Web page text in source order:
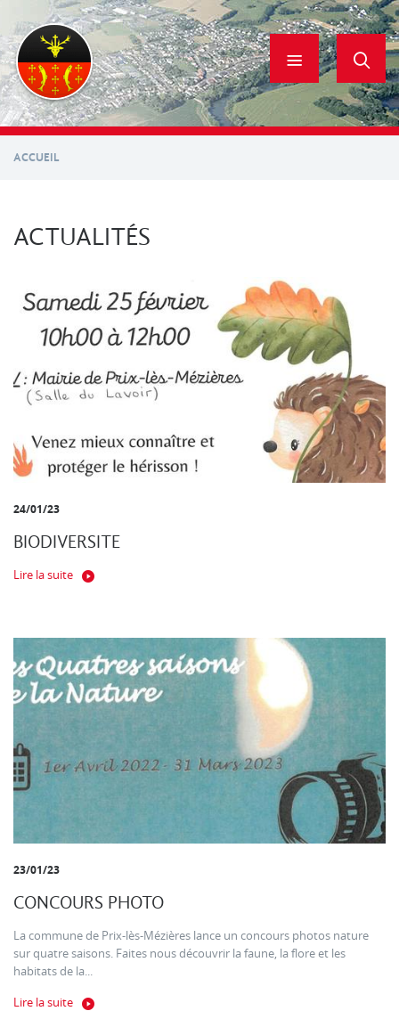
contenu
principal
ACCUEIL
ACTUALITÉS
24/01/23
BIODIVERSITE
Lire la suite
23/01/23
CONCOURS PHOTO
La commune de Prix-lès-Mézières lance un concours photos nature
sur quatre saisons. Faites nous découvrir la faune, la flore et les
habitats de la...
Lire la suite